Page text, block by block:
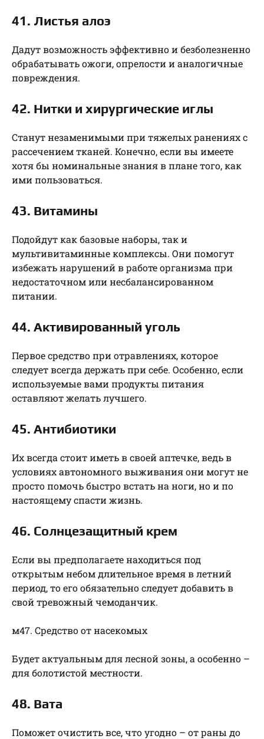
41. Листья алоэ
Дадут возможность эффективно и безболезненно
обрабатывать ожоги, опрелости и аналогичные
повреждения.
42. Нитки и хирургические иглы
Станут незаменимыми при тяжелых ранениях с
рассечением тканей. Конечно, если вы имеете
хотя бы номинальные знания в плане того, как
ими пользоваться.
43. Витамины
Подойдут как базовые наборы, так и
мультивитаминные комплексы. Они помогут
избежать нарушений в работе организма при
недостаточном или несбалансированном
питании.
44. Активированный уголь
Первое средство при отравлениях, которое
следует всегда держать при себе. Особенно, если
используемые вами продукты питания
оставляют желать лучшего.
45. Антибиотики
Их всегда стоит иметь в своей аптечке, ведь в
условиях автономного выживания они могут не
просто помочь быстро встать на ноги, но и по
настоящему спасти жизнь.
46. Солнцезащитный крем
Если вы предполагаете находиться под
открытым небом длительное время в летний
период, то его обязательно следует добавить в
свой тревожный чемоданчик.
м47. Средство от насекомых
Будет актуальным для лесной зоны, а особенно –
для болотистой местности.
48. Вата
Поможет очистить все, что угодно – от раны до